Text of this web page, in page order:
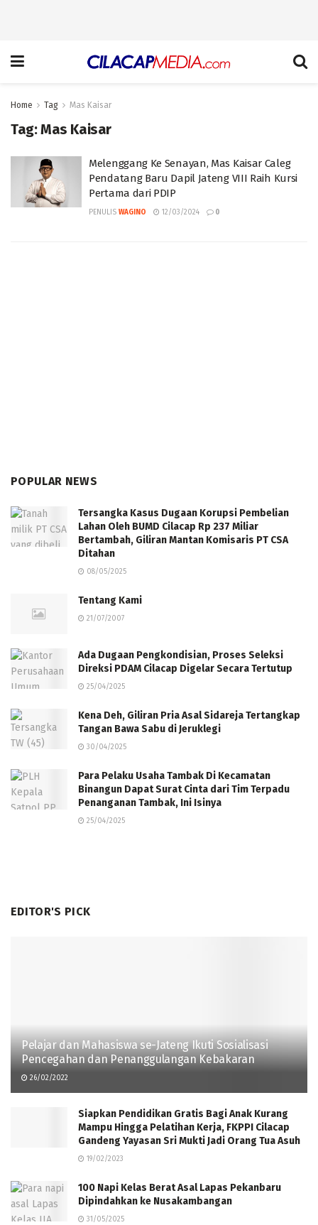
Home Tag Mas Kaisar
Tag:Mas Kaisar
Melenggang Ke Senayan, Mas Kaisar Caleg
Pendatang Baru Dapil Jateng VIII Raih Kursi
Pertama dari PDIP
PENULIS WAGINO 12/03/2024 0
POPULAR NEWS
Tersangka Kasus Dugaan Korupsi Pembelian
Lahan Oleh BUMD Cilacap Rp 237 Miliar
Bertambah, Giliran Mantan Komisaris PT CSA
Ditahan
08/05/2025
Tentang Kami
21/07/2007
Ada Dugaan Pengkondisian, Proses Seleksi
Direksi PDAM Cilacap Digelar Secara Tertutup
25/04/2025
Kena Deh, Giliran Pria Asal Sidareja Tertangkap
Tangan Bawa Sabu di Jeruklegi
30/04/2025
Para Pelaku Usaha Tambak Di Kecamatan
Binangun Dapat Surat Cinta dari Tim Terpadu
Penanganan Tambak, Ini Isinya
25/04/2025
EDITOR'S PICK
Pelajar dan Mahasiswa se-Jateng Ikuti Sosialisasi
Pencegahan dan Penanggulangan Kebakaran
26/02/2022
Siapkan Pendidikan Gratis Bagi Anak Kurang
Mampu Hingga Pelatihan Kerja, FKPPI Cilacap
Gandeng Yayasan Sri Mukti Jadi Orang Tua Asuh
19/02/2023
100 Napi Kelas Berat Asal Lapas Pekanbaru
Dipindahkan ke Nusakambangan
31/05/2025